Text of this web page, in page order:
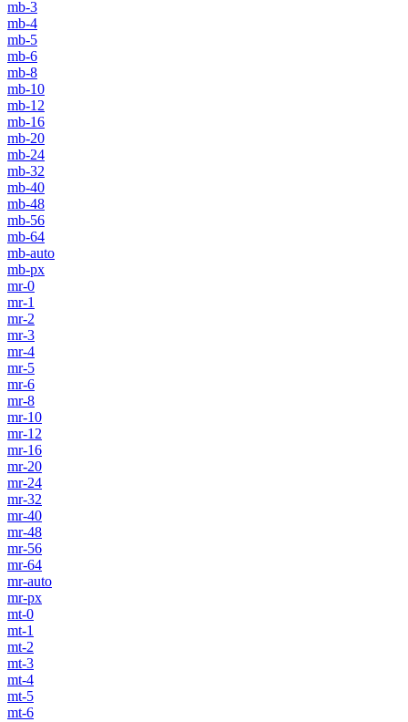
mb-3
mb-4
mb-5
mb-6
mb-8
mb-10
mb-12
mb-16
mb-20
mb-24
mb-32
mb-40
mb-48
mb-56
mb-64
mb-auto
mb-px
mr-0
mr-1
mr-2
mr-3
mr-4
mr-5
mr-6
mr-8
mr-10
mr-12
mr-16
mr-20
mr-24
mr-32
mr-40
mr-48
mr-56
mr-64
mr-auto
mr-px
mt-0
mt-1
mt-2
mt-3
mt-4
mt-5
mt-6